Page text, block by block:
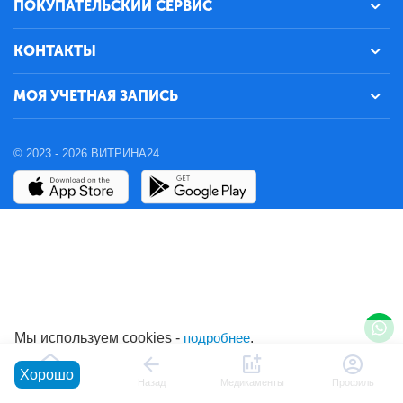
ПОКУПАТЕЛЬСКИЙ СЕРВИС
КОНТАКТЫ
МОЯ УЧЕТНАЯ ЗАПИСЬ
© 2023 - 2026 ВИТРИНА24.
Главная Назад Медикаменты Профиль
Мы используем cookies - подробнее.
Хорошо